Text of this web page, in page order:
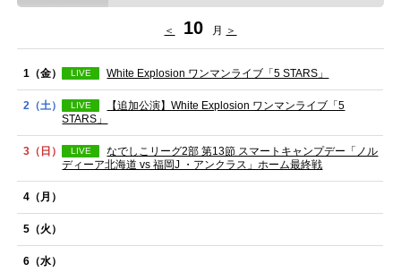
＜ 10 月 ＞
1 （金） LIVE White Explosion ワンマンライブ「5 STARS」
2 （土） LIVE
【追加公演】White Explosion ワンマンライブ「5
STARS」
3 （日） LIVE
なでしこリーグ2部 第13節 スマートキャンプデー「ノル
ディーア北海道 vs 福岡J ・アンクラス」ホーム最終戦
4 （月）
5 （火）
6 （水）
GOODS